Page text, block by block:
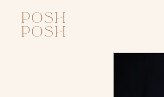
posh
posh